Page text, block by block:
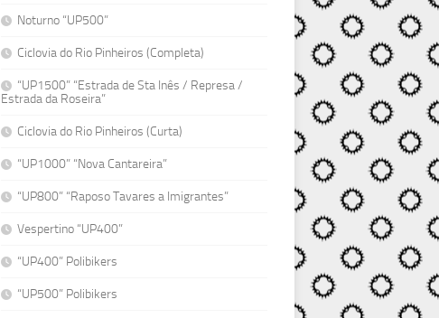
Noturno “UP500”
Ciclovia do Rio Pinheiros (Completa)
“UP1500” “Estrada de Sta Inês / Represa /
Estrada da Roseira”
Ciclovia do Rio Pinheiros (Curta)
“UP1000” “Nova Cantareira”
“UP800” “Raposo Tavares a Imigrantes”
Vespertino “UP400”
“UP400” Polibikers
“UP500” Polibikers